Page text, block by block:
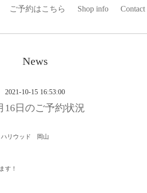
ご予約はこちら Shop info Contact
News
2021-10-15 16:53:00
16日のご予約状況
ハリウッド 岡山
す！